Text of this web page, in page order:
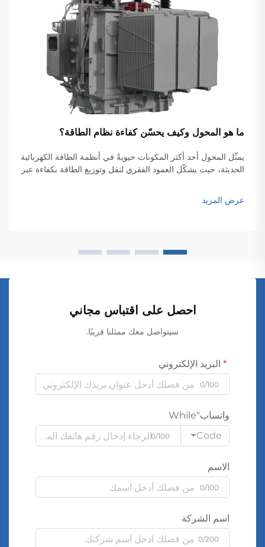
ما هو المحول وكيف يحسّن كفاءة نظام الطاقة؟
يمثّل المحول أحد أكثر المكونات حيويةً في أنظمة الطاقة الكهربائية
الحديثة، حيث يشكّل العمود الفقري لنقل وتوزيع الطاقة بكفاءة عبر
السلس للجهد الكهربائي بين المستويات المختلفة...
عرض المزيد
احصل على اقتباس مجاني
سيتواصل معك ممثلنا قريبًا.
البريد الإلكتروني
0/100
واتساب"While
Code
0/100
الاسم
0/100
اسم الشركة
0/200